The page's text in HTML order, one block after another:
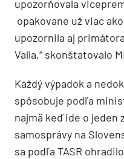
upozorňovala
opakovane už viac
upozornila aj
Valla,“ skonštatovalo
Každý výpadok a
spôsobuje podľa
najmä keď ide o jeden
samosprávy na
sa podľa TASR